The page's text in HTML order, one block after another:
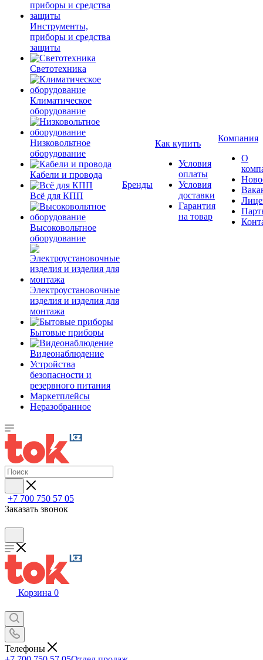
Инструменты,
приборы и средства
защиты
Светотехника
Климатическое
оборудование
Низковольтное
оборудование
Кабели и провода
Всё для КПП
Высоковольтное
оборудование
Электроустановочные
изделия и изделия для
монтажа
Бытовые приборы
Видеонаблюдение
Устройства
безопасности и
резервного питания
Маркетплейсы
Неразобранное
Бренды
Как купить
Условия
оплаты
Условия
доставки
Гарантия
на товар
Компания
О
+7 700 750 57 05
Заказать звонок
Корзина 0
Телефоны